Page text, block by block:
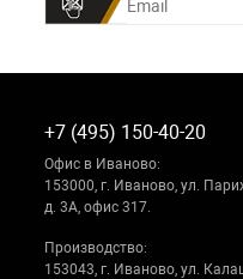
+7 (495) 150-40-20
Офис в Иваново:
153000, г. Иваново, ул.
д. 3А, офис 317.
Производство:
153043, г. Иваново, ул.